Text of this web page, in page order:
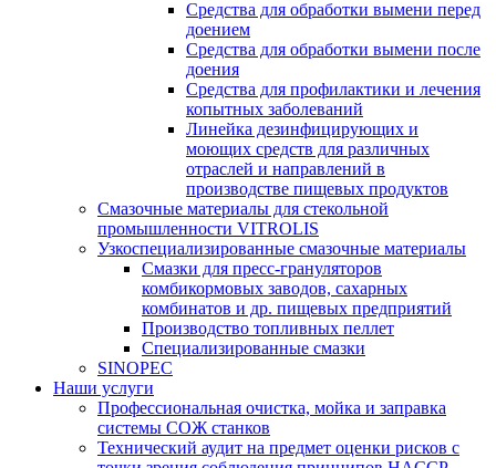
Средства для обработки вымени перед
доением
Средства для обработки вымени после
доения
Средства для профилактики и лечения
копытных заболеваний
Линейка дезинфицирующих и
моющих средств для различных
отраслей и направлений в
производстве пищевых продуктов
Смазочные материалы для стекольной
промышленности VITROLIS
Узкоспециализированные смазочные материалы
Смазки для пресс-грануляторов
комбикормовых заводов, сахарных
комбинатов и др. пищевых предприятий
Производство топливных пеллет
Специализированные смазки
SINOPEC
Наши услуги
Профессиональная очистка, мойка и заправка
системы СОЖ станков
Технический аудит на предмет оценки рисков с